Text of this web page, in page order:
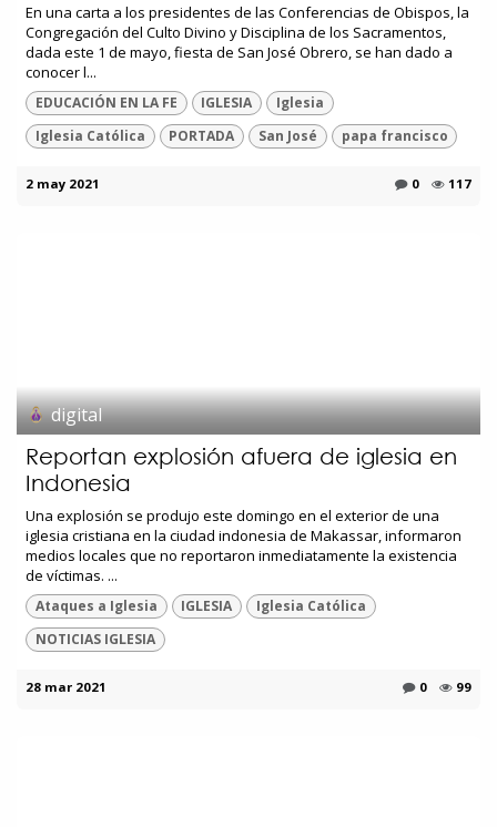
En una carta a los presidentes de las Conferencias de Obispos, la
Congregación del Culto Divino y Disciplina de los Sacramentos,
dada este 1 de mayo, fiesta de San José Obrero, se han dado a
conocer l...
EDUCACIÓN EN LA FE IGLESIA
Iglesia
Iglesia Católica
PORTADA San José papa francisco
2 may 2021 0 117
digital
Reportan explosión afuera de iglesia en
Indonesia
Una explosión se produjo este domingo en el exterior de una
iglesia cristiana en la ciudad indonesia de Makassar, informaron
medios locales que no reportaron inmediatamente la existencia
de víctimas. ...
Ataques a Iglesia IGLESIA
Iglesia Católica
NOTICIAS IGLESIA
28 mar 2021 0 99